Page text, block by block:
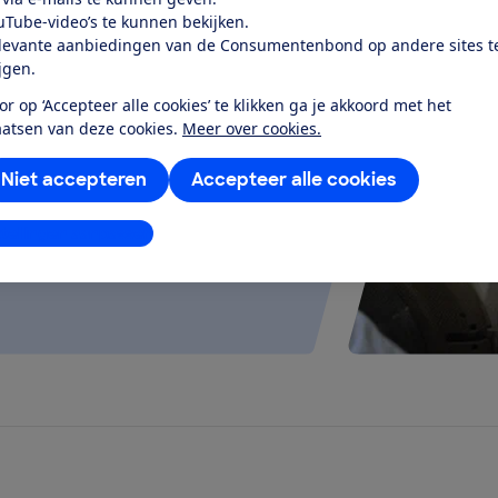
video’s te kunnen bekijken.
aanbiedingen van de Consumentenbond op andere sites
op ‘Accepteer alle cookies’ te klikken ga je akkoord met het
van deze cookies. Meer over cookies.
Accepteer alle cookies
Niet accepteren
aanpassen
goed uit en werkt stil en